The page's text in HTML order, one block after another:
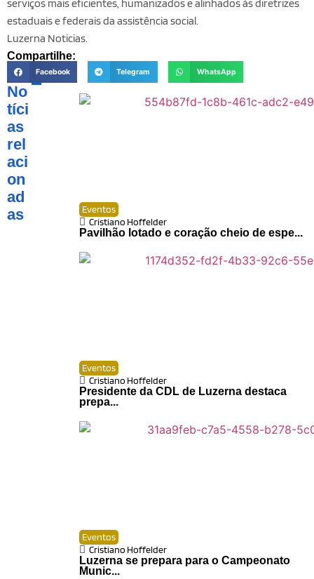
serviços mais eficientes, humanizados e alinhados às diretrizes
estaduais e federais da assistência social.
Luzerna Noticias.
Compartilhe:
Facebook Telegram WhatsApp
No
tíci
as
rel
aci
on
ad
as
Eventos
Cristiano Hoffelder
Pavilhão lotado e coração cheio de espe...
Eventos
Cristiano Hoffelder
Presidente da CDL de Luzerna destaca
prepa...
Eventos
Cristiano Hoffelder
Luzerna se prepara para o Campeonato
Munic...